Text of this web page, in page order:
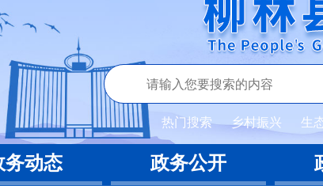
热门搜索 乡村振兴 生
务动态 政务公开